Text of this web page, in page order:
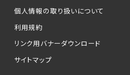
個人情報の取り扱いについて
利用規約
リンク用バナーダウンロード
サイトマップ